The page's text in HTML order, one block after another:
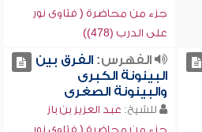
جزء من محاضرة ( فتاوى نور
على الدرب (478))
الفهرس:الفرق بين
البينونة الكبرى
والبينونة الصغرى
للشيخ: عبد العزيز بن باز
جزء من محاضرة ( فتاوى نور